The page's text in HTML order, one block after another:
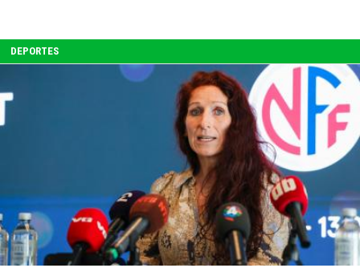
DEPORTES